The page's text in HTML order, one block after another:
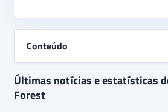
Conteúdo
Últimas notícias e estatísticas
Forest